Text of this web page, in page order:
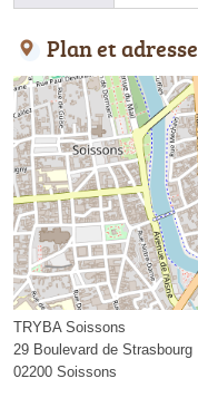
Plan et adresse
TRYBA Soissons
29 Boulevard de Strasbourg
02200 Soissons